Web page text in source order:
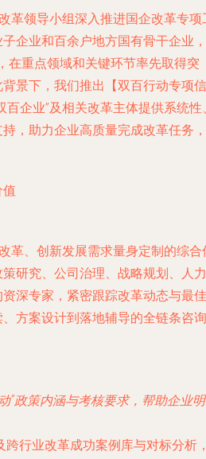
革领导小组深入推进国企改革专项
企业和百余户地方国有骨干企业，
在重点领域和关键环节率先取得突
景下，我们推出【双百行动专项信
百企业”及相关改革主体提供系统性
，助力企业高质量完成改革任务，
革、创新发展需求量身定制的综合
研究、公司治理、战略规划、人力
深专家，紧密跟踪改革动态与最佳
方案设计到落地辅导的全链条咨询
”政策内涵与考核要求，帮助企业
跨行业改革成功案例库与对标分析